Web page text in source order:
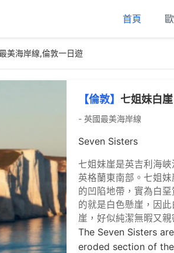
首頁
美海岸線,倫敦一日遊
【倫敦】 七姐妹白崖
- 英國最美海岸線
Seven Sisters
七姐妹崖是英吉利海
英格蘭東南部。七姐
的凹陷地帶，實為白
的就是白色懸崖，因
崖，好似純潔無暇又
The Seven Sisters
eroded section of